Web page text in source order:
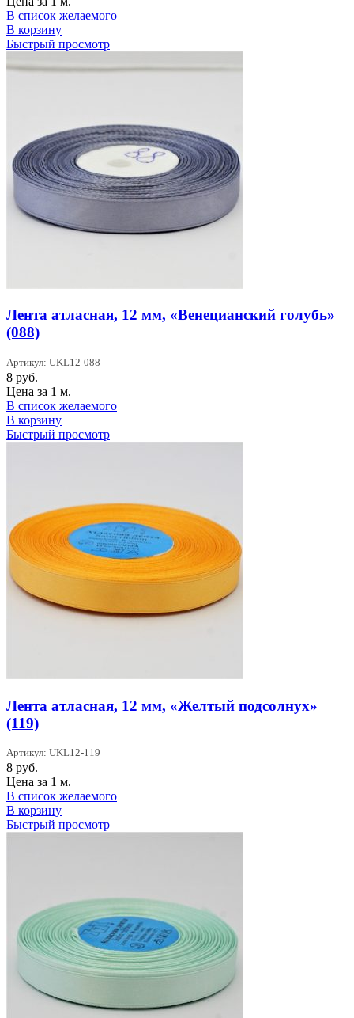
В список желаемого
В корзину
Быстрый просмотр
Лента атласная, 12 мм, «Венецианский голубь»
(088)
Артикул: UKL12-088
8 руб.
Цена за 1 м.
В список желаемого
В корзину
Быстрый просмотр
Лента атласная, 12 мм, «Желтый подсолнух»
(119)
Артикул: UKL12-119
8 руб.
Цена за 1 м.
В список желаемого
В корзину
Быстрый просмотр